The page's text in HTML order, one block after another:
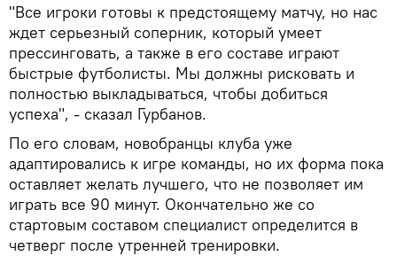
"Все игроки готовы к предстоящему матчу, но нас
ждет серьезный соперник, который умеет
прессинговать, а также в его составе играют
быстрые футболисты. Мы должны рисковать и
полностью выкладываться, чтобы добиться
успеха", - сказал Гурбанов.
По его словам, новобранцы клуба уже
адаптировались к игре команды, но их форма пока
оставляет желать лучшего, что не позволяет им
играть все 90 минут. Окончательно же со
стартовым составом специалист определится в
четверг после утренней тренировки.